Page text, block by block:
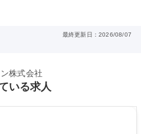
最終更新日：2026/08/07
株式会社
いる求人